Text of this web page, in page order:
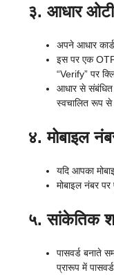
३. आधार
अपने आधार
इस पर एक
“Verify” पर
आधार से संबंधित
स्वचालित रूप से
४. मोबाइल
यदि आपका
मोबाइल नंबर
५. सांकेतिक
पासवर्ड बनाते
प्रारूप में